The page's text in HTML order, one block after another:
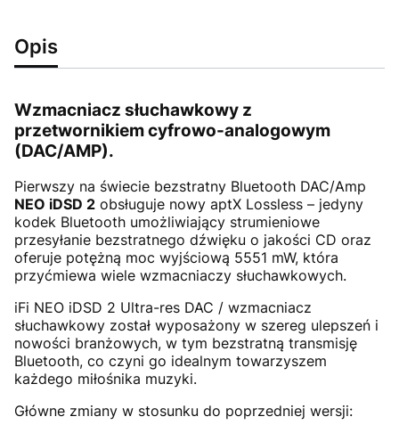
Opis
Wzmacniacz słuchawkowy z
przetwornikiem cyfrowo-analogowym
(DAC/AMP).
Pierwszy na świecie bezstratny Bluetooth DAC/Amp
NEO iDSD 2 obsługuje nowy aptX Lossless – jedyny
kodek Bluetooth umożliwiający strumieniowe
przesyłanie bezstratnego dźwięku o jakości CD oraz
oferuje potężną moc wyjściową 5551 mW, która
przyćmiewa wiele wzmacniaczy słuchawkowych.
iFi NEO iDSD 2 Ultra-res DAC / wzmacniacz
słuchawkowy został wyposażony w szereg ulepszeń i
nowości branżowych, w tym bezstratną transmisję
Bluetooth, co czyni go idealnym towarzyszem
każdego miłośnika muzyki.
Główne zmiany w stosunku do poprzedniej wersji: